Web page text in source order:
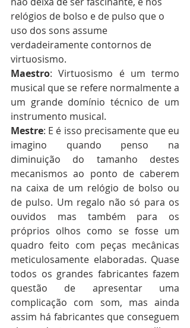
relógios de bolso e de pulso que o
uso dos sons assume
verdadeiramente contornos de
virtuosismo.
Maestro: Virtuosismo é um termo
musical que se refere normalmente a
um grande domínio técnico de um
instrumento musical.
Mestre: E é isso precisamente que eu
imagino quando penso na
diminuição do tamanho destes
mecanismos ao ponto de caberem
na caixa de um relógio de bolso ou
de pulso. Um regalo não só para os
ouvidos mas também para os
próprios olhos como se fosse um
quadro feito com peças mecânicas
meticulosamente elaboradas. Quase
todos os grandes fabricantes fazem
questão de apresentar uma
complicação com som, mas ainda
assim há fabricantes que conseguem